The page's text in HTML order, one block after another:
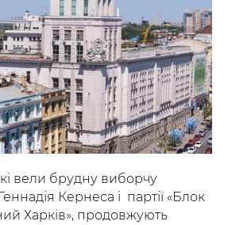
вели брудну виборчу
Кернеса і партії «Блок
Харків», продовжують